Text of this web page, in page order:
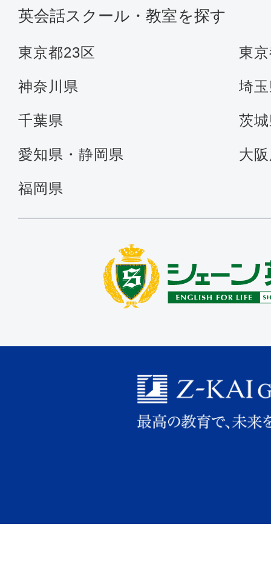
英会話スクール・教室を探す
東京都23区 東
神奈川県 埼
千葉県 茨
愛知県・静岡県 大
福岡県